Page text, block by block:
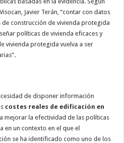
Javier Terán, “contar con datos
construcción de vivienda protegida
políticas de vivienda eficaces y
vivienda protegida vuelva a ser
de disponer información
costes reales de edificación en
mejorar la efectividad de las políticas
en un contexto en el que el
se ha identificado como uno de los